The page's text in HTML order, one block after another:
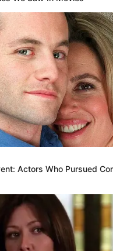
The Blue Lagoon
Actors Who Pursued